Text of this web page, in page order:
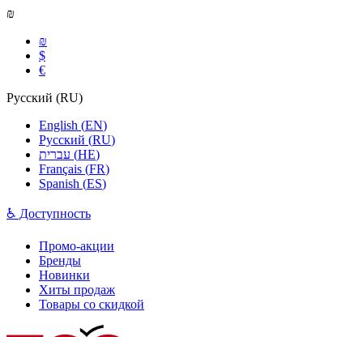
₪
₪
$
€
Русский (RU)
English (EN)
Русский (RU)
(HE)
Français (FR)
Spanish (ES)
♿ Доступность
Промо-акции
Бренды
Новинки
Хиты продаж
Товары со скидкой